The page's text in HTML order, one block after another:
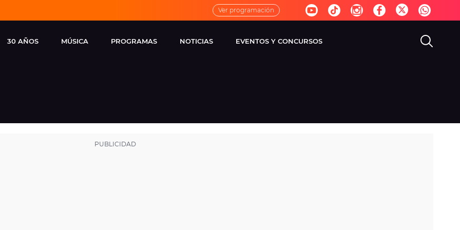
Ver programación
30 AÑOS MÚSICA
FM
PROGRAMAS
VIRALES
NOTICIAS EVENTOS Y CONCURSOS